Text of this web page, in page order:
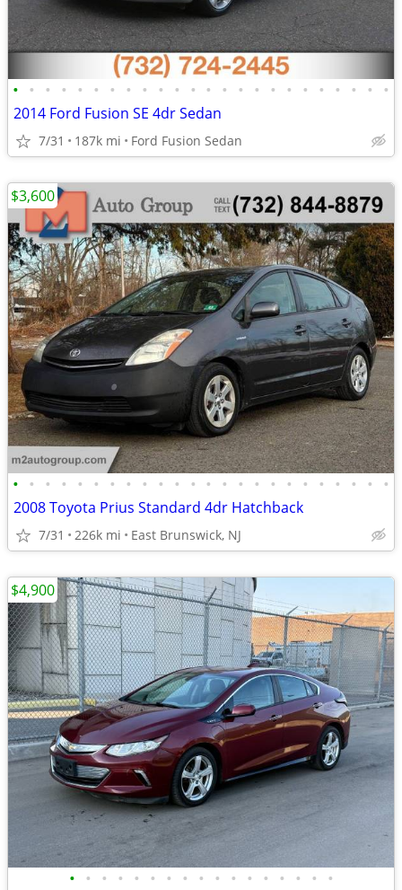
• • • • • • • • • • • • • • • • • • • • • • • •
2014 Ford Fusion SE 4dr Sedan
7/31 187k mi Ford Fusion Sedan
• • • • • • • • • • • • • • • • • • • • • • • •
2008 Toyota Prius Standard 4dr Hatchback
7/31 226k mi East Brunswick, NJ
$3,600
• • • • • • • • • • • • • • • • •
$4,900